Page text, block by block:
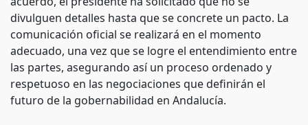
divulguen detalles hasta que se concrete un pacto. La
comunicación oficial se realizará en el momento
adecuado, una vez que se logre el entendimiento entre
las partes, asegurando así un proceso ordenado y
respetuoso en las negociaciones que definirán el
futuro de la gobernabilidad en Andalucía.